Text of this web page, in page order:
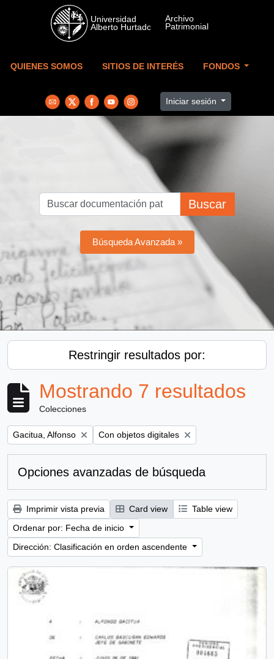
Skip to main content
QUIENES SOMOS SITIOS DE INTERÉS FONDOS
Iniciar sesión
Buscar
Búsqueda Avanzada »
Restringir resultados por:
Mostrando 7 resultados
Colecciones
Remove filter:
Gacitua, Alfonso Remove filter:
Con objetos digitales
Opciones avanzadas de búsqueda
Imprimir vista previa Card view
Table view
Ordenar por: Fecha de inicio
Dirección: Clasificación en orden ascendente